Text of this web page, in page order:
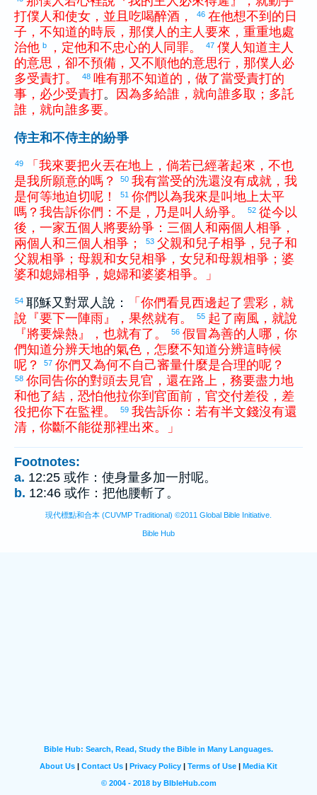
打僕人 和使女 ， 並且 吃喝醉酒 ， 46 在他想不到 的 日
子 ， 不知道的時辰 ， 那僕人 的主人 要來 ， 重重地處
治他 b ， 定他和不忠心的 人 同罪。 47 僕人 知道主人
的意思 ， 卻不預備 ， 又 不順他的意思行 ， 那僕人 必
多受責打。 48 唯有那不知道的 ， 做了當受責打的
事 ， 必少受責打。 因為多給誰 ， 就向誰多取 ； 多託
誰 ， 就向誰多要。
侍主和不侍主的紛爭
49 「 我來要把火丟在地上 ， 倘若已經著起來 ， 不也
是我所願意的嗎 ？ 50 我有當受的洗還沒有成就 ， 我
是何等地迫切呢 ！ 51 你們以為我來是叫 地上太平
嗎 ？ 我告訴你們 ： 不是 ， 乃是叫 人紛爭。 52 從今以
後 ， 一家五個 人 將要紛爭 ： 三個 人和兩個 人相爭 ，
兩個 人和三個 人相爭 ； 53 父親和 兒子相爭 ， 兒子和
父親相爭 ； 母親和女兒相爭 ， 女兒和母親相爭 ； 婆
婆和媳婦相爭 ， 媳婦和婆婆相爭。 」
54 耶穌又對眾人說： 「 你們看見西邊起了雲彩 ， 就
說 『要下一陣雨 』 ， 果然就有。 55 起了南風 ， 就說
『將要燥熱 』 ， 也就有了 。 56 假冒為善的 人 哪 ， 你
們知道分辨天地的氣色 ， 怎麼不知道分辨這時候
呢 ？ 57 你們又 為何不自己審量什麼是合理的呢 ？
58 你同告你的對頭去見官 ， 還在路上 ， 務要盡力地
和他了結 ， 恐怕他拉你到 官面前 ， 官交付差役 ， 差
役把你下在監裡。 59 我告訴你 ： 若有半文錢沒有還
清 ， 你斷不能從那裡出來。 」
Footnotes:
a. 12:25 或作：使身量多加一肘呢。
b. 12:46 或作：把他腰斬了。
現代標點和合本 (CUVMP Traditional) ©2011 Global Bible Initiative.
Bible Hub